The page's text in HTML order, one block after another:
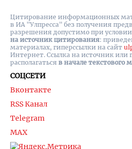
СОЦСЕТИ
Вконтакте
RSS Канал
Telegram
MAX
Цитирование информационных
в ИА "Улпресса" без получения
разрешения допустимо при условии
на источник цитирования:
материалах, гиперссылки на cайт
Интернет. Ссылка на источник или
располагаться в начале текстового